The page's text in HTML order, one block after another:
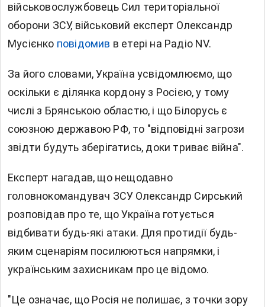
військовослужбовець Сил територіальної
оборони ЗСУ, військовий експерт Олександр
Мусієнко повідомив в етері на Радіо NV.
За його словами, Україна усвідомлюємо, що
оскільки є ділянка кордону з Росією, у тому
числі з Брянською областю, і що Білорусь є
союзною державою РФ, то "відповідні загрози
звідти будуть зберігатись, доки триває війна".
Експерт нагадав, що нещодавно
головнокомандувач ЗСУ Олександр Сирський
розповідав про те, що Україна готується
відбивати будь-які атаки. Для протидії будь-
яким сценаріям посилюються напрямки, і
українським захисникам про це відомо.
"Це означає, що Росія не полишає, з точки зору